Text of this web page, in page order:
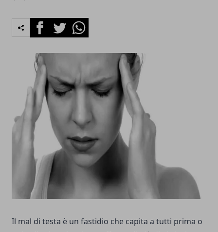
FacebookTwitterWhatsapp
Il mal di testa è un fastidio che capita a tutti prima o